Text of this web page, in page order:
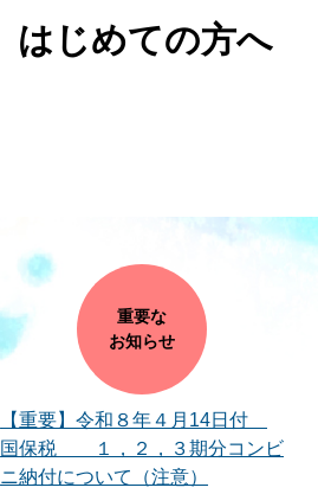
はじめての方へ
重要な
お知らせ
【重要】令和８年４月14日付
国保税 １，２，３期分コンビ
ニ納付について（注意）